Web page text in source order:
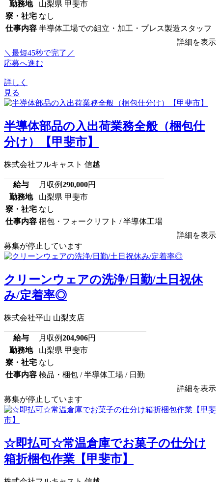
勤務地
山梨県 甲斐市
寮・社宅 なし
仕事内容 半導体工場での組立・加工・プレス製造スタッフ
詳細を表示
＼最短45秒で完了／
応募へ進む
詳しく
見る
半導体部品の入出荷業務全般（梱包仕
分け）【甲斐市】
株式会社フルキャスト 信越
給与 月収例290,000円
勤務地
山梨県 甲斐市
寮・社宅 なし
仕事内容 梱包・フォークリフト / 半導体工場
詳細を表示
募集が停止しています
クリーンウェアの洗浄/日勤/土日祝休
み/定着率◎
株式会社平山 山梨支店
給与 月収例204,906円
勤務地
山梨県 甲斐市
寮・社宅 なし
仕事内容 検品・梱包 / 半導体工場 / 日勤
詳細を表示
募集が停止しています
☆即払可☆常温倉庫でお菓子の仕分け
箱折梱包作業【甲斐市】